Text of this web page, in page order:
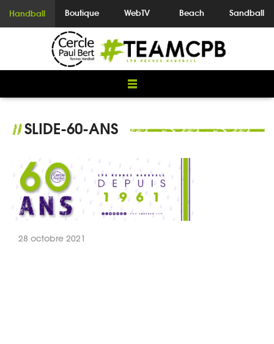
Handball Boutique WebTV Beach Sandball
//SLIDE-60-ANS
28 octobre 2021